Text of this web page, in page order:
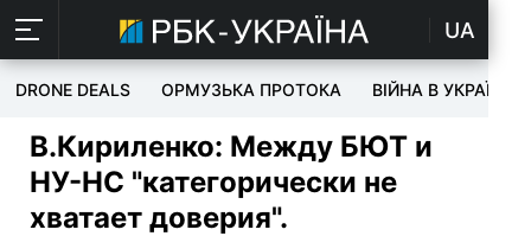
UA
DRONE DEALS ОРМУЗЬКА ПРОТОКА ВІЙНА В УКРАЇНІ
В.Кириленко: Между БЮТ и
НУ-НС "категорически не
хватает доверия".